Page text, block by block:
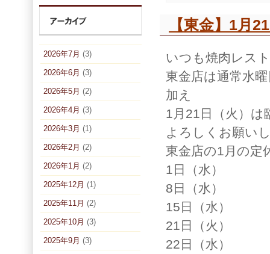
【東金】1月
いつも焼肉レス
東金店は通常水
加え
1月21日（火）は
よろしくお願い
東金店の1月の定
1日（水）
8日（水）
15日（水）
21日（火）
22日（水）
2026年7月 (3)
2026年6月 (3)
2026年5月 (2)
2026年4月 (3)
2026年3月 (1)
2026年2月 (2)
2026年1月 (2)
2025年12月 (1)
2025年11月 (2)
2025年10月 (3)
2025年9月 (3)